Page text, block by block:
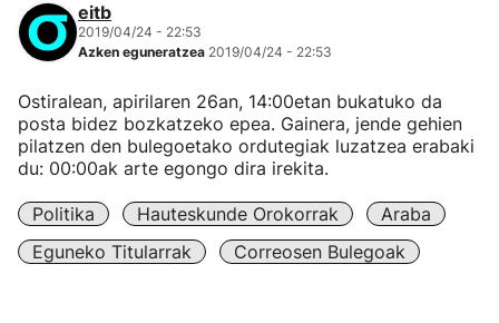
eitb
2019/04/24 - 22:53
Azken eguneratzea 2019/04/24 - 22:53
Ostiralean, apirilaren 26an, 14:00etan bukatuko da
posta bidez bozkatzeko epea. Gainera, jende gehien
pilatzen den bulegoetako ordutegiak luzatzea erabaki
du: 00:00ak arte egongo dira irekita.
Politika Hauteskunde Orokorrak
Araba
Eguneko Titularrak
Correosen Bulegoak